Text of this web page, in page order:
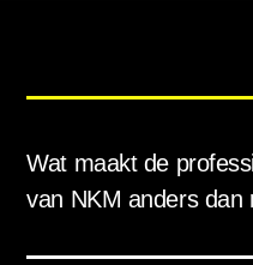
Wat maakt de
van NKM anders dan